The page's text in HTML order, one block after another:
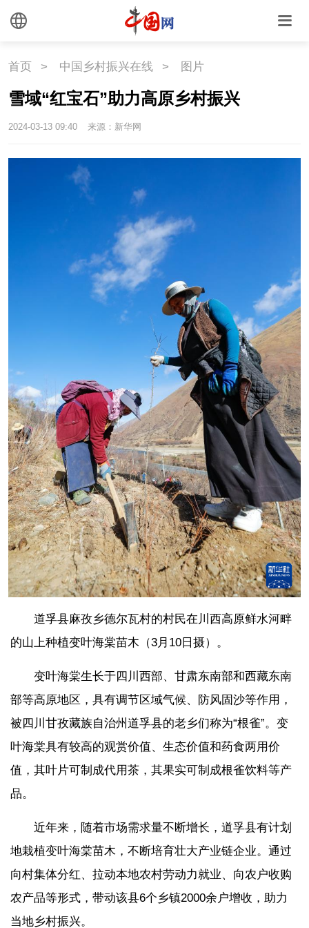
首页 > 中国乡村振兴在线 > 图片
雪域“红宝石”助力高原乡村振兴
2024-03-13 09:40 来源：新华网
道孚县麻孜乡德尔瓦村的村民在川西高原鲜水河畔
的山上种植变叶海棠苗木（3月10日摄）。
变叶海棠生长于四川西部、甘肃东南部和西藏东南
部等高原地区，具有调节区域气候、防风固沙等作用，
被四川甘孜藏族自治州道孚县的老乡们称为“根雀”。变
叶海棠具有较高的观赏价值、生态价值和药食两用价
值，其叶片可制成代用茶，其果实可制成根雀饮料等产
品。
近年来，随着市场需求量不断增长，道孚县有计划
地栽植变叶海棠苗木，不断培育壮大产业链企业。通过
向村集体分红、拉动本地农村劳动力就业、向农户收购
农产品等形式，带动该县6个乡镇2000余户增收，助力
当地乡村振兴。